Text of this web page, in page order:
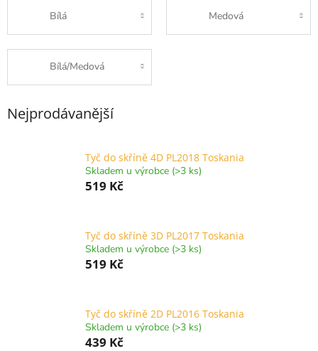
Bílá Medová
Bílá/Medová
Nejprodávanější
Tyč do skříně 4D PL2018 Toskania
Skladem u výrobce (>3 ks)
519 Kč
Tyč do skříně 3D PL2017 Toskania
Skladem u výrobce (>3 ks)
519 Kč
Tyč do skříně 2D PL2016 Toskania
Skladem u výrobce (>3 ks)
439 Kč